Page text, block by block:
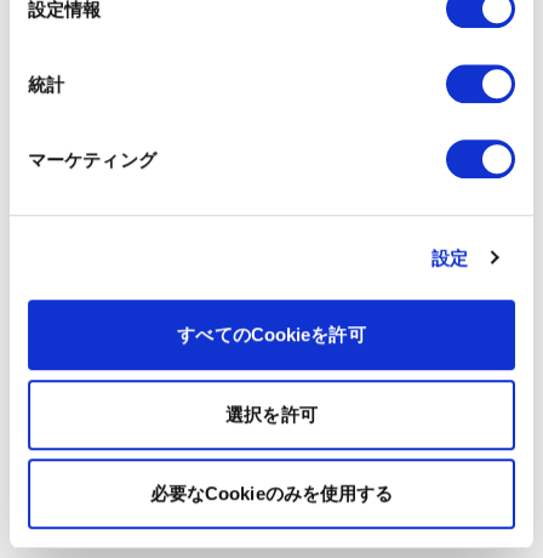
設定情報
統計
マーケティング
設定
すべてのCookieを許可
選択を許可
必要なCookieのみを使用する